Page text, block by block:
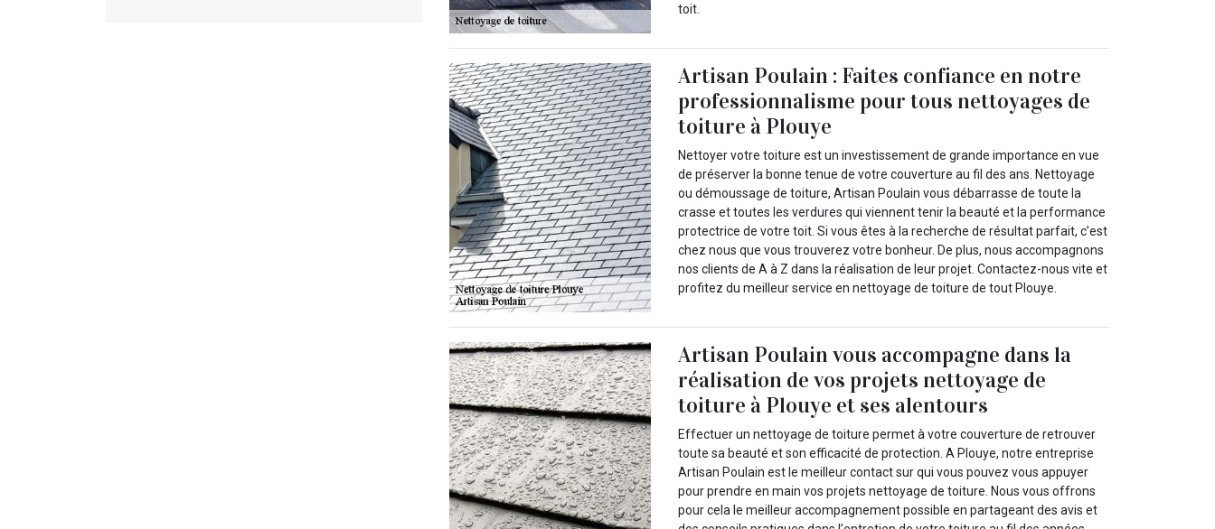
toit.
Artisan Poulain : Faites confiance en notre
professionnalisme pour tous nettoyages de
toiture à Plouye
Nettoyer votre toiture est un investissement de grande importance en vue
de préserver la bonne tenue de votre couverture au fil des ans. Nettoyage
ou démoussage de toiture, Artisan Poulain vous débarrasse de toute la
crasse et toutes les verdures qui viennent tenir la beauté et la performance
protectrice de votre toit. Si vous êtes à la recherche de résultat parfait, c’est
chez nous que vous trouverez votre bonheur. De plus, nous accompagnons
nos clients de A à Z dans la réalisation de leur projet. Contactez-nous vite et
profitez du meilleur service en nettoyage de toiture de tout Plouye.
Artisan Poulain vous accompagne dans la
réalisation de vos projets nettoyage de
toiture à Plouye et ses alentours
Effectuer un nettoyage de toiture permet à votre couverture de retrouver
toute sa beauté et son efficacité de protection. A Plouye, notre entreprise
Artisan Poulain est le meilleur contact sur qui vous pouvez vous appuyer
pour prendre en main vos projets nettoyage de toiture. Nous vous offrons
pour cela le meilleur accompagnement possible en partageant des avis et